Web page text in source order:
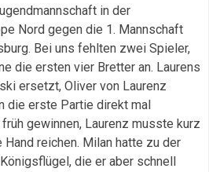
in der
Nord gegen die 1. Mannschaft
Bei uns fehlten zwei Spieler,
die ersten vier Bretter an. Laurens
ersetzt, Oliver von Laurenz
die erste Partie direkt mal
gewinnen, Laurenz musste kurz
reichen. Milan hatte zu der
die er aber schnell